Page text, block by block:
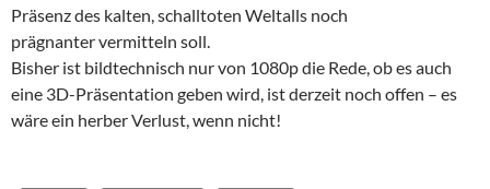
Präsenz des kalten, schalltoten Weltalls noch
prägnanter vermitteln soll.
Bisher ist bildtechnisch nur von 1080p die Rede, ob es auch
eine 3D-Präsentation geben wird, ist derzeit noch offen – es
wäre ein herber Verlust, wenn nicht!